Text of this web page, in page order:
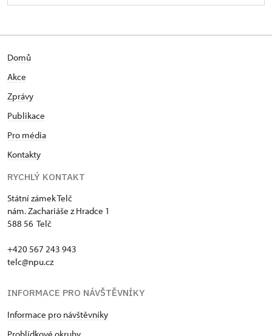
Domů
Akce
Zprávy
Publikace
Pro média
Kontakty
RYCHLÝ KONTAKT
Státní zámek Telč
nám. Zachariáše z Hradce 1
588 56 Telč
+420 567 243 943
telc@npu.cz
INFORMACE PRO NÁVŠTĚVNÍKY
Informace pro návštěvníky